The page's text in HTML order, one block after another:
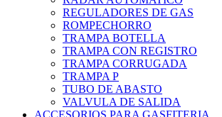
REGULADORES DE GAS
ROMPECHORRO
TRAMPA BOTELLA
TRAMPA CON REGISTRO
TRAMPA CORRUGADA
TRAMPA P
TUBO DE ABASTO
VALVULA DE SALIDA